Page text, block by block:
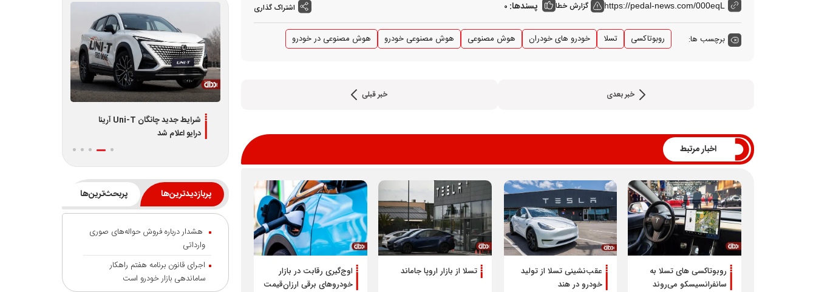
https://pedal-news.com/000eqL گزارش خطا پسندها: 0 اشتراک گذاری
برچسب ها: روبوتاکسی تسلا خودرو های خودران هوش مصنوعی هوش مصنوعی خودرو هوش مصنوعی در خودرو
خبر بعدی خبر قبلی
اخبار مرتبط
روبوتاکسی های تسلا به
سانفرانسیسکو می‌روند
عقب‌نشینی تسلا از تولید
خودرو در هند
تسلا از بازار اروپا جاماند
اوج‌گیری رقابت در بازار
خودرو‌های برقی ارزان‌قیمت
خودرو ویژه مرداد 1405
درایو اعلام شد
اطلاعیه جدید فروش اقساطی لوکانو
L7 و L8 ویژه تیر 1405
پربازدیدترین‌ها پربحث‌ترین‌ها
هشدار درباره فروش حواله‌های صوری
وارداتی
اجرای قانون برنامه هفتم راهکار
ساماندهی بازار خودرو است